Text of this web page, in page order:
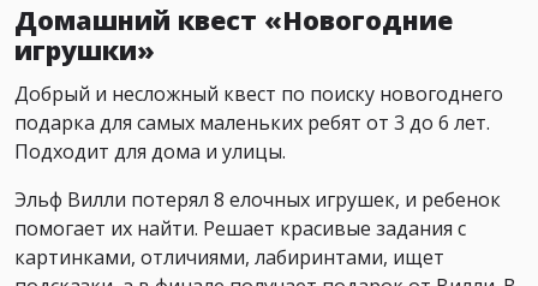
Домашний квест «Новогодние
игрушки»
Добрый и несложный квест по поиску новогоднего
подарка для самых маленьких ребят от 3 до 6 лет.
Подходит для дома и улицы.
Эльф Вилли потерял 8 елочных игрушек, и ребенок
помогает их найти. Решает красивые задания с
картинками, отличиями, лабиринтами, ищет